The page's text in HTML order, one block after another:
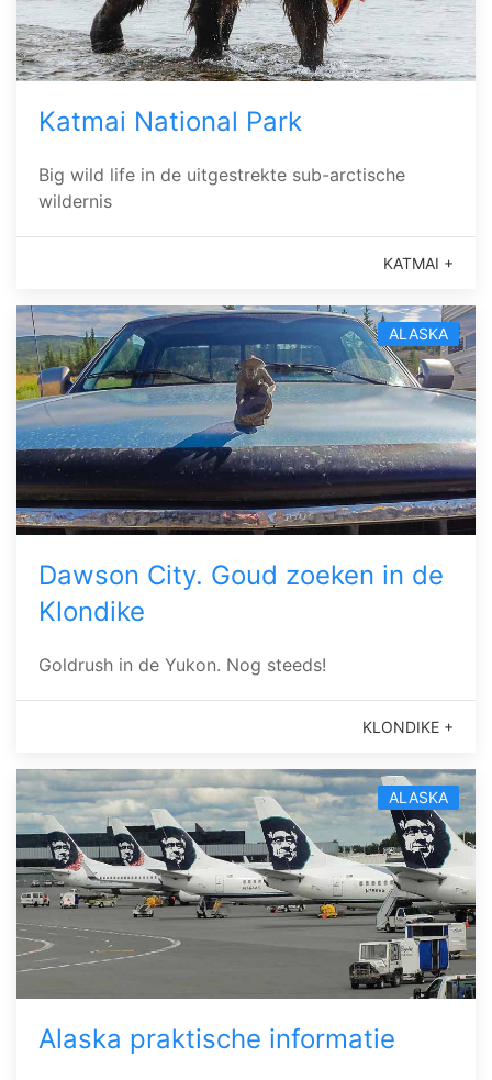
Katmai National Park
Big wild life in de uitgestrekte sub-arctische
wildernis
KATMAI +
ALASKA
Dawson City. Goud zoeken in de
Klondike
Goldrush in de Yukon. Nog steeds!
KLONDIKE +
ALASKA
Alaska praktische informatie